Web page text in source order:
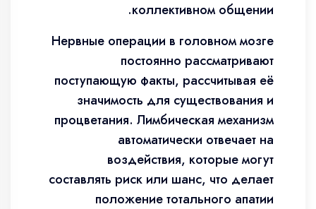
коллективном общении.
Нервные операции в головном мозге
постоянно рассматривают
поступающую факты, рассчитывая её
значимость для существования и
процветания. Лимбическая механизм
автоматически отвечает на
воздействия, которые могут
составлять риск или шанс, что делает
положение тотального апатии